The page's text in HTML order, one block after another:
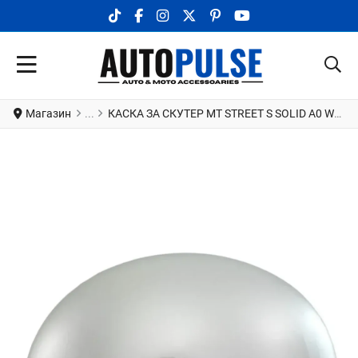
TIKTOK SOCIAL LINK
FACEBOOK SOCIAL LINK
INSTAGRAM SOCIAL LINK
X.COM SOCIAL LINK
PINTEREST SOCIAL LINK
YOUTUBE SOCIAL
Магазин КАСКА ЗА СКУТЕР MT STREET S SOLID A0 WHITE